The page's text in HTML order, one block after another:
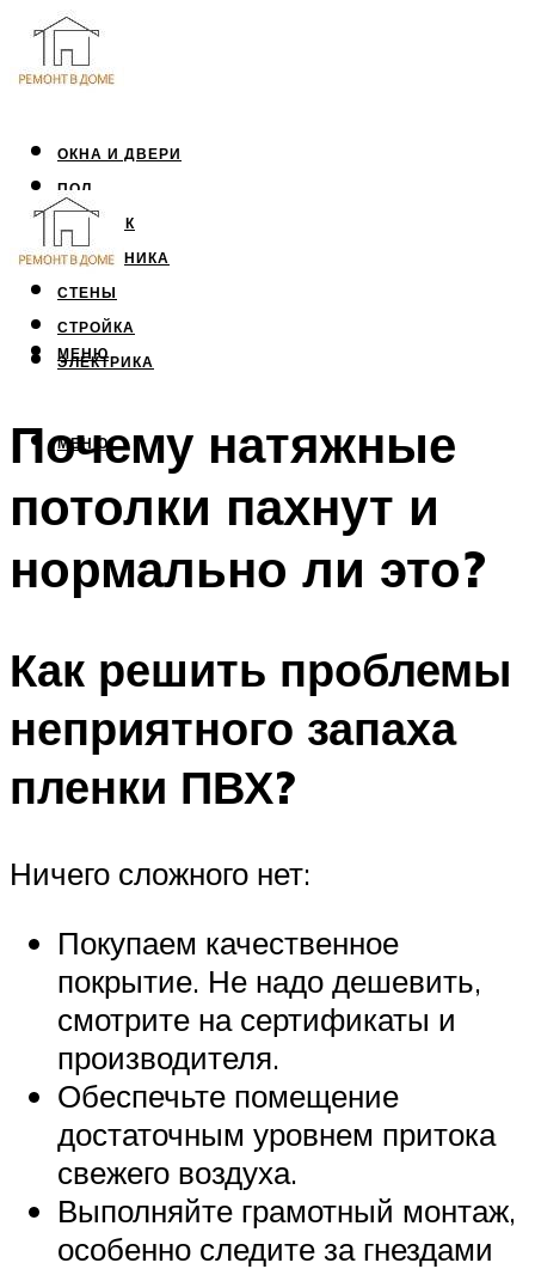
ОКНА И ДВЕРИ
ПОЛ
ПОТОЛОК
САНТЕХНИКА
СТЕНЫ
СТРОЙКА
ЭЛЕКТРИКА
МЕНЮ
МЕНЮ
Почему натяжные
потолки пахнут и
нормально ли это?
Как решить проблемы
неприятного запаха
пленки ПВХ?
Ничего сложного нет:
Покупаем качественное
покрытие. Не надо дешевить,
смотрите на сертификаты и
производителя.
Обеспечьте помещение
достаточным уровнем притока
свежего воздуха.
Выполняйте грамотный монтаж,
особенно следите за гнездами